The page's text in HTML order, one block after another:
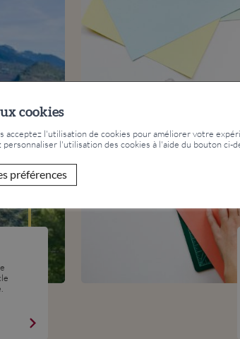
cookies
acceptez l'utilisation de cookies pour améliorer votre
l'utilisation des cookies à l'aide du bouton ci-
préférences